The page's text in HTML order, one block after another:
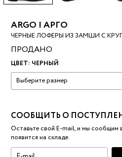
ARGO | АРГО
ЧЕРНЫЕ ЛОФЕРЫ ИЗ ЗАМШИ С
ПРОДАНО
ЦВЕТ: ЧЕРНЫЙ
Выберите размер
СООБЩИТЬ О
Оставьте свой E-mail, и мы сообщим
появится на складе.